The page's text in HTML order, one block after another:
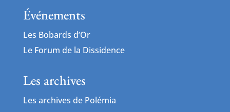
Événements
Les Bobards d’Or
Le Forum de la Dissidence
Les archives
Les archives de Polémia